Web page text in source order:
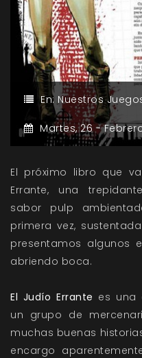
En: Nuestros
Martes,26 -
El próximo libro que
Errante, una
sabor pulp
primera vez,
presentamos algunos
abriendo boca.
El Judío Errante es una
un grupo de
muchas buenas
encargo